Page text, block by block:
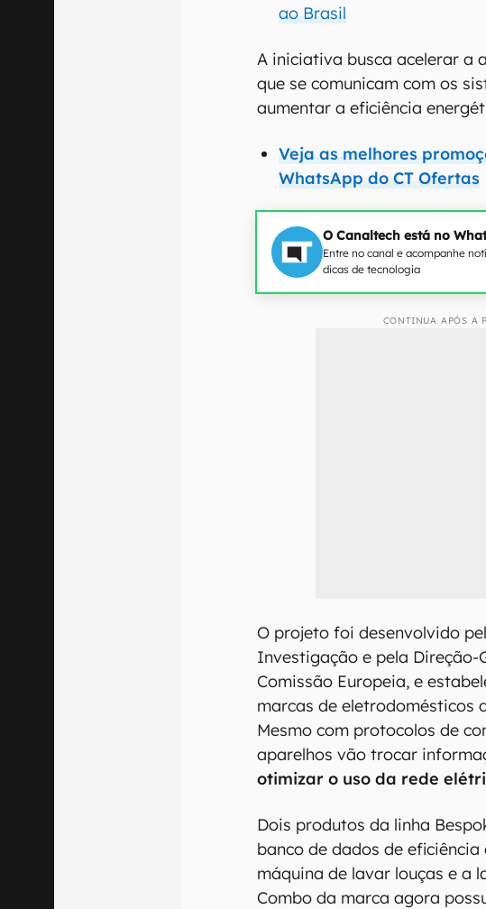
ao Brasil
A iniciativa busca acelerar a
que se comunicam com os
aumentar a eficiência
Veja as melhores
WhatsApp do CT Ofertas
O Canaltech está no
Entre no canal e acompanhe
dicas de tecnologia
CONTINUA APÓS A
O projeto foi desenvolvido
Investigação e pela Direção-
Comissão Europeia, e
marcas de eletrodomésticos
Mesmo com protocolos de
aparelhos vão trocar
otimizar o uso da rede
Dois produtos da linha
banco de dados de
máquina de lavar louças e a
Combo da marca agora